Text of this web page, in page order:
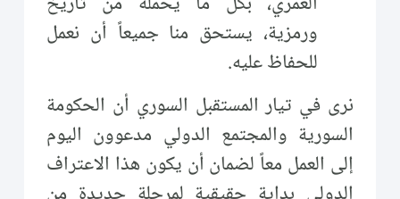
ورمزية، يستحق منا جميعاً أن نعمل
للحفاظ عليه.
نرى في تيار المستقبل السوري أن الحكومة
السورية والمجتمع الدولي مدعوون اليوم
إلى العمل معاً لضمان أن يكون هذا الاعتراف